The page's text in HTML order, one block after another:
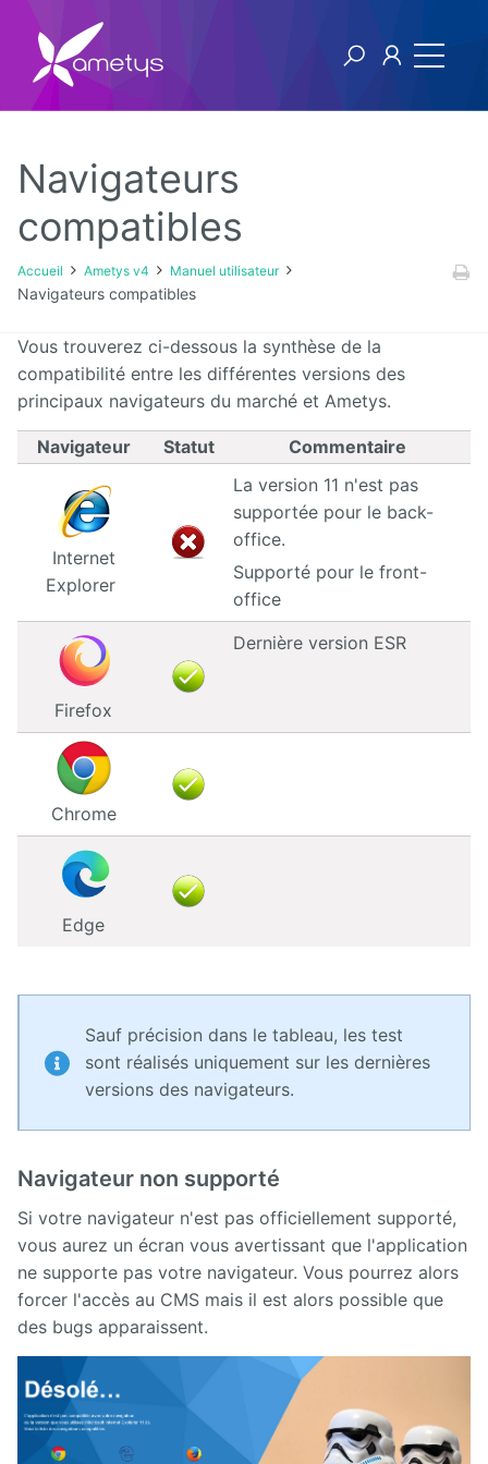
Ametys v4
Licence
Manuel
d'installation
d'exploitation
Manuel
d'administration
Manuel de
paramétrage
et
Manuel
de
mise à
jour
Releases
Navigateurs
compatibles
Accueil Ametys v4 Manuel utilisateur
Navigateurs compatibles
Vous trouverez ci-dessous la synthèse de la
compatibilité entre les différentes versions des
principaux navigateurs du marché et Ametys.
Navigateur Statut Commentaire
Internet
Explorer
La version 11 n'est pas
supportée pour le back-
office.
Supporté pour le front-
office
Firefox
Dernière version ESR
Chrome
Edge
Sauf précision dans le tableau, les test
sont réalisés uniquement sur les dernières
versions des navigateurs.
Navigateur non supporté
Si votre navigateur n'est pas officiellement supporté,
vous aurez un écran vous avertissant que l'application
ne supporte pas votre navigateur. Vous pourrez alors
forcer l'accès au CMS mais il est alors possible que
des bugs apparaissent.